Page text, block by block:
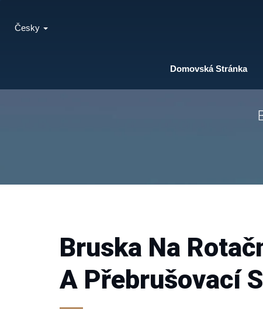
Domovská Stránka
Česky
Bruska Na
A Přebrušovací